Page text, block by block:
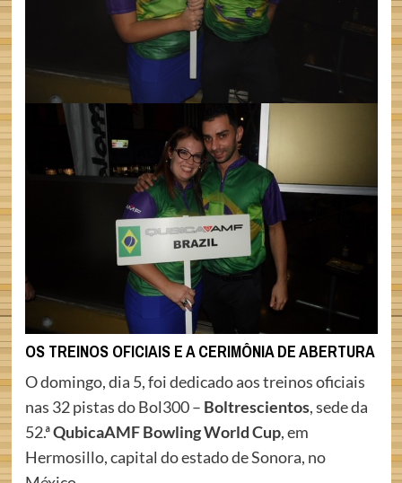
OS TREINOS OFICIAIS E A CERIMÔNIA DE ABERTURA
O domingo, dia 5, foi dedicado aos treinos oficiais
nas 32 pistas do Bol300 – Boltrescientos, sede da
52.ªQubicaAMF Bowling World Cup, em
Hermosillo, capital do estado de Sonora, no